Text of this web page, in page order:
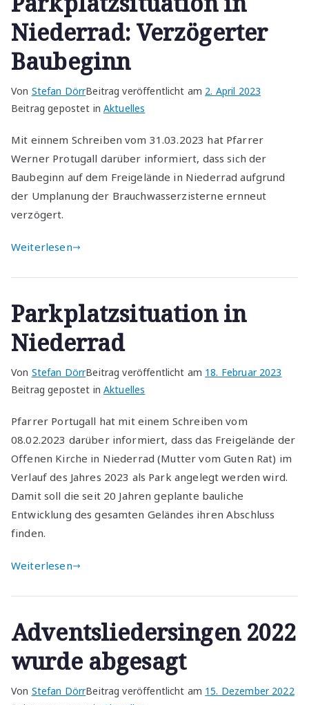
Niederrad: Verzögerter
Baubeginn
Von Stefan DörrBeitrag veröffentlicht am 2. April 2023
Beitrag gepostet inAktuelles
Mit einnem Schreiben vom 31.03.2023 hat Pfarrer
Werner Protugall darüber informiert, dass sich der
Baubeginn auf dem Freigelände in Niederrad aufgrund
der Umplanung der Brauchwasserzisterne ernneut
verzögert.
Weiterlesen
Parkplatzsituation in
Niederrad
Von Stefan DörrBeitrag veröffentlicht am 18. Februar 2023
Beitrag gepostet inAktuelles
Pfarrer Portugall hat mit einem Schreiben vom
08.02.2023 darüber informiert, dass das Freigelände der
Offenen Kirche in Niederrad (Mutter vom Guten Rat) im
Verlauf des Jahres 2023 als Park angelegt werden wird.
Damit soll die seit 20 Jahren geplante bauliche
Entwicklung des gesamten Geländes ihren Abschluss
finden.
Weiterlesen
Adventsliedersingen 2022
wurde abgesagt
Von Stefan DörrBeitrag veröffentlicht am 15. Dezember 2022